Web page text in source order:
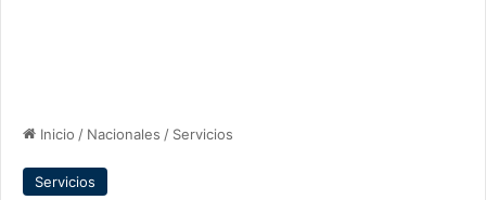
Inicio / Nacionales / Servicios
Servicios